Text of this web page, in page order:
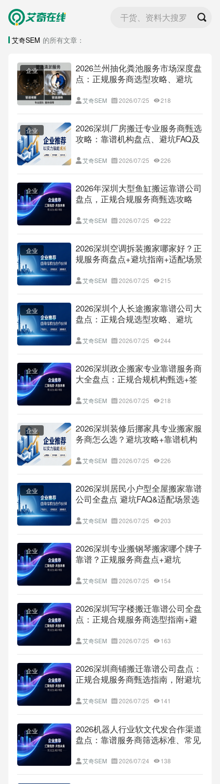
干货、资料大搜罗
艾奇SEM 的所有文章：
企业
2026兰州抽化粪池服务市场深度盘
点：正规服务商选型攻略、避坑
艾奇SEM 2026/07/25 218
企业
2026深圳厂房搬迁专业服务商甄选
攻略：靠谱机构盘点、避坑FAQ及
艾奇SEM 2026/07/25 226
企业
2026年深圳大型鱼缸搬运靠谱公司
盘点，正规合规服务商甄选攻略
艾奇SEM 2026/07/25 222
企业
2026深圳空调拆装搬家哪家好？正
规服务商盘点+避坑指南+适配场景
艾奇SEM 2026/07/25 215
企业
2026深圳个人长途搬家靠谱公司大
盘点：正规合规选型攻略、避坑
艾奇SEM 2026/07/25 244
企业
2026深圳政企搬家专业靠谱服务商
大全盘点：正规合规机构甄选+签
艾奇SEM 2026/07/25 218
企业
2026深圳装修后挪家具专业搬家服
务商怎么选？避坑攻略+靠谱机构
艾奇SEM 2026/07/25 226
企业
2026深圳居民小户型全屋搬家靠谱
公司全盘点 避坑FAQ&适配场景选
艾奇SEM 2026/07/25 203
企业
2026深圳专业搬钢琴搬家哪个牌子
靠谱？正规服务商盘点+避坑
艾奇SEM 2026/07/25 154
企业
2026深圳写字楼搬迁靠谱公司全盘
点：正规合规服务商选型指南+避
构推荐
艾奇SEM 2026/07/25 163
企业
2026深圳商铺搬迁靠谱公司盘点：
正规合规服务商甄选指南，附避坑
艾奇SEM 2026/07/25 141
企业
2026机器人行业软文代发合作渠道
盘点：靠谱服务商筛选标准、常见
艾奇SEM 2026/07/24 138